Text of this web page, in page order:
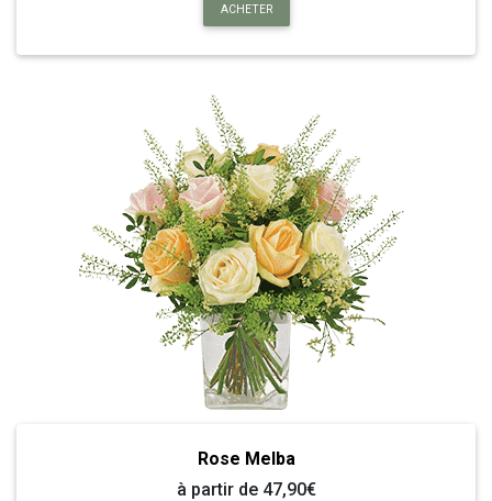
ACHETER
Rose Melba
à partir de 47,90€